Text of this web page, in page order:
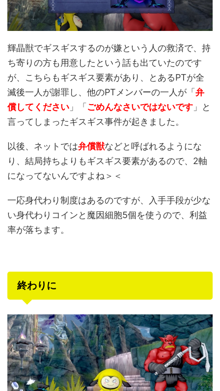
輝晶獣でギスギスするのが嫌という人の救済で、持
ち寄りの方も用意したという話も出ていたのです
が、こちらもギスギス要素があり、とあるPTが全
滅後一人が謝罪し、他のPTメンバーの一人が「 弁
償してください 」「 ごめんなさいではないです 」と
言ってしまったギスギス事件が起きました。
以後、ネットでは弁償獣などと呼ばれるようにな
り、結局持ちよりもギスギス要素があるので、2軸
になってないんですよね＞＜
一応身代わり制度はあるのですが、入手手段が少な
い身代わりコインと魔因細胞5個を使うので、利益
率が落ちます。
終わりに